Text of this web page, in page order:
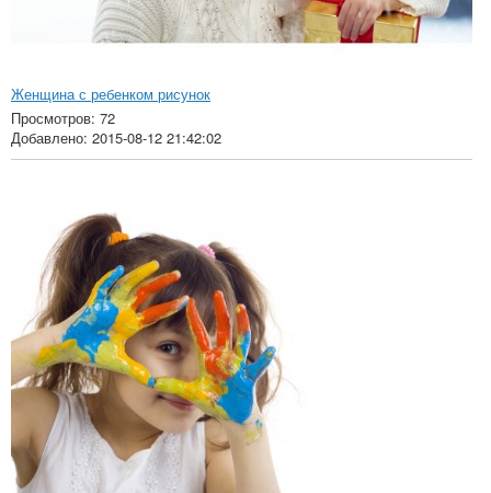
Женщина с ребенком рисунок
Просмотров: 72
Добавлено: 2015-08-12 21:42:02